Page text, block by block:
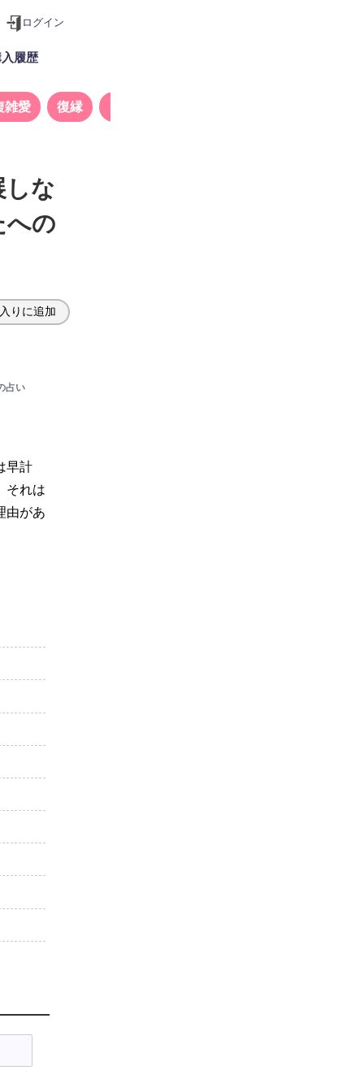
ログイン
入履歴
雑愛 復縁
しな
への
りに追加
占い
早計
それは
由があ